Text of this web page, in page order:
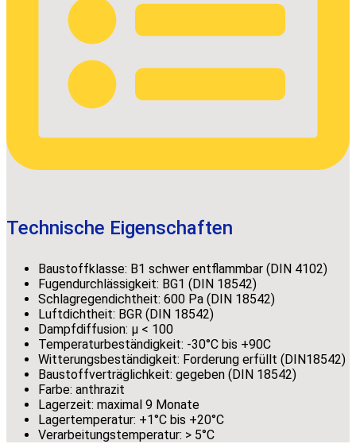
Technische Eigenschaften
Baustoffklasse: B1 schwer entflammbar (DIN 4102)
Fugendurchlässigkeit: BG1 (DIN 18542)
Schlagregendichtheit: 600 Pa (DIN 18542)
Luftdichtheit: BGR (DIN 18542)
Dampfdiffusion: μ < 100
Temperaturbeständigkeit: -30°C bis +90C
Witterungsbeständigkeit: Forderung erfüllt (DIN18542)
Baustoffverträglichkeit: gegeben (DIN 18542)
Farbe: anthrazit
Lagerzeit: maximal 9 Monate
Lagertemperatur: +1°C bis +20°C
Verarbeitungstemperatur: > 5°C